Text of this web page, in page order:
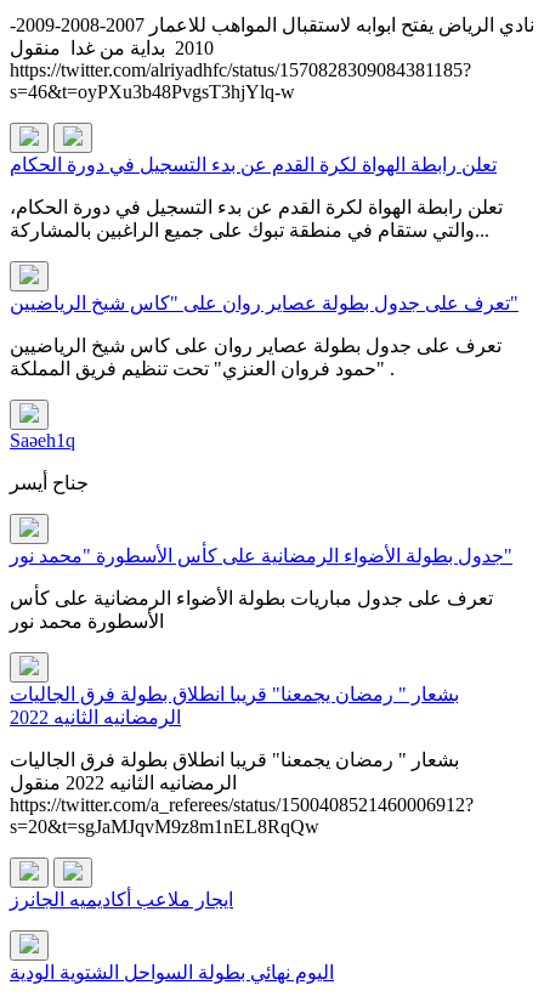
نادي الرياض يفتح ابوابه لاستقبال المواهب للاعمار 2007-2008-2009-
2010 بداية من غدا منقول
https://twitter.com/alriyadhfc/status/1570828309084381185?
s=46&t=oyPXu3b48PvgsT3hjYlq-w
تعلن رابطة الهواة لكرة القدم عن بدء التسجيل في دورة الحكام
تعلن رابطة الهواة لكرة القدم عن بدء التسجيل في دورة الحكام،
والتي ستقام في منطقة تبوك على جميع الراغبين بالمشاركة...
تعرف على جدول بطولة عصاير روان على "كاس شيخ الرياضيين"
تعرف على جدول بطولة عصاير روان على كاس شيخ الرياضيين
"حمود فروان العنزي" تحت تنظيم فريق المملكة .
Saəeh1q
جناح أيسر
جدول بطولة الأضواء الرمضانية على كأس الأسطورة "محمد نور"
تعرف على جدول مباريات بطولة الأضواء الرمضانية على كأس
بشعار " رمضان يجمعنا" قريبا انطلاق بطولة فرق الجاليات
الرمضانيه الثانيه 2022
بشعار " رمضان يجمعنا" قريبا انطلاق بطولة فرق الجاليات
الرمضانيه الثانيه 2022 منقول
https://twitter.com/a_referees/status/1500408521460006912?
s=20&t=sgJaMJqvM9z8m1nEL8RqQw
ايجار ملاعب أكاديميه الجانرز
اليوم نهائي بطولة السواحل الشتوية الودية